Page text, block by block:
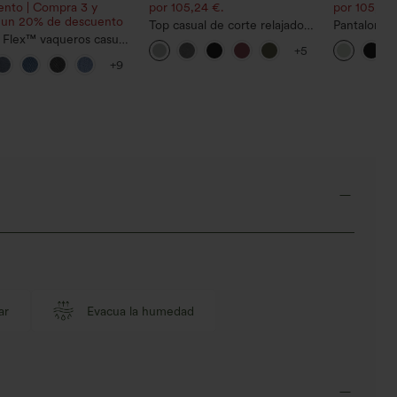
| Compra 3 y
20% de descuento
Flex™ vaqueros casual
asimétricos de tiro
bolsillos con
+9
por 105,24 €.
Top casual de corte relajado
con cuello redondo y mangas
murciélago.
+5
por 105,24
cordón y
ancha,
Evacua la humedad